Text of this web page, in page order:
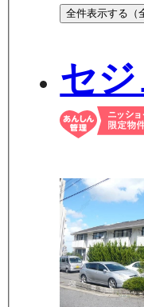
全件表示する（
セ